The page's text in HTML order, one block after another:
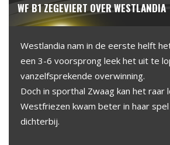
WF B1 ZEGEVIERT OVER
Westlandia nam in de eerste helft
een 3-6 voorsprong leek het uit te
vanzelfsprekende overwinning.
Doch in sporthal Zwaag kan het raar
Westfriezen kwam beter in haar spel
dichterbij.